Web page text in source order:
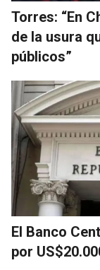
Torres: “En
de la usura
públicos”
El Banco
por